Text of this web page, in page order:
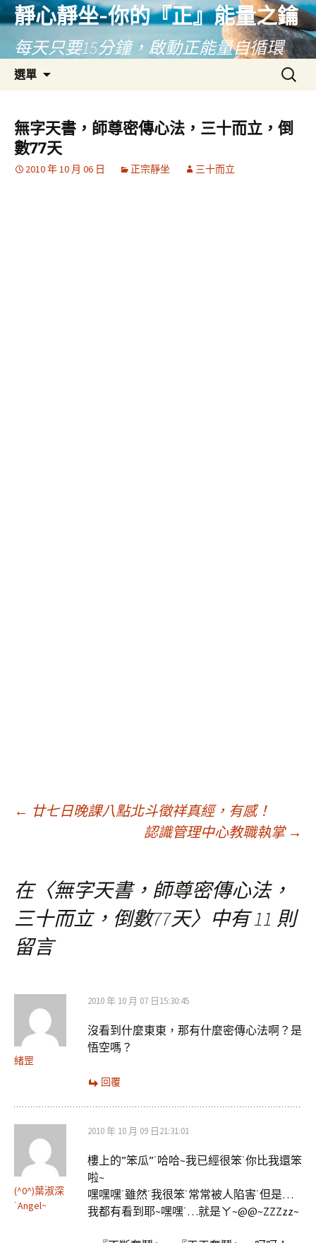
靜心靜坐-你的『正』能量之鑰
每天只要15分鐘，啟動正能量自循環
選單
要
內
容
搜
尋
鍵
字:
無字天書，師尊密傳心法，三十而立，倒
數77天
2010 年 10 月 06 日 正宗靜坐 三十而立
文
導
覽
← 廿七日晚課八點北斗徵祥真經，有感！
認識管理中心教職執掌 →
在〈無字天書，師尊密傳心法，
三十而立，倒數77天〉中有 11 則
留言
緒罡
2010 年 10 月 07 日15:30:45
沒看到什麼東東，那有什麼密傳心法啊？是
悟空嗎？
回覆
(^0^)葉淑深
˙Angel~
2010 年 10 月 09 日21:31:01
樓上的”笨瓜”˙哈哈~我已經很笨˙你比我還笨
啦~
嘿嘿嘿˙雖然˙我很笨˙常常被人陷害˙但是…
我都有看到耶~嘿嘿˙…就是ㄚ~@@~ZZZzz~